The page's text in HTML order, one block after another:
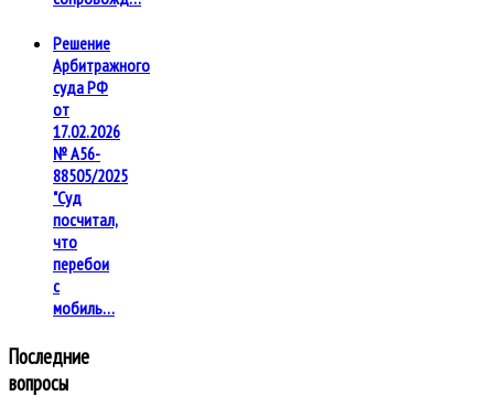
Решение
Арбитражного
суда РФ
от
17.02.2026
№ А56-
88505/2025
"Суд
посчитал,
что
перебои
с
мобиль…
Последние
вопросы